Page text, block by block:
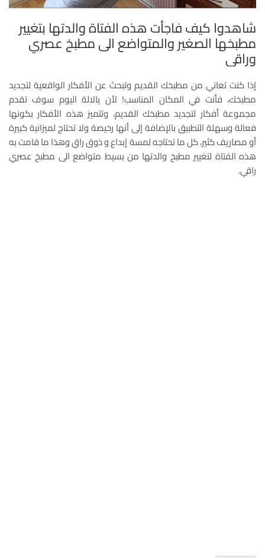
شاهدوا كيف فاجأت هذه الفتاۃ والدتها بتغيير
مطبخها الصغير والمتواضع الى مطبخ عصري
وراقي
إذا كنت تعاني من مطبخك القديم وتبحث عن الأفكار الواقعية لتجديد
مطبخك، فأنت في المكان المناسب! لأن يالالة اليوم سوف تقدم
مجموعة أفكار لتجديد مطبخك القديم، وتتميز هذه الأفكار بكونها
فعالة وسهلة التطبيق بالإضافة إلى أنها رخيصة ولا تحتاج لميزانية كبيرة
أو مصاريف كثير، كل ما تحتاجه لمسة إبداع و ذوق راقِ وهذا ما قامت به
هذه الفتاة لتغيير مطبخ والدتها من بسيط متواضع الى مطبخ عصري
راقي.